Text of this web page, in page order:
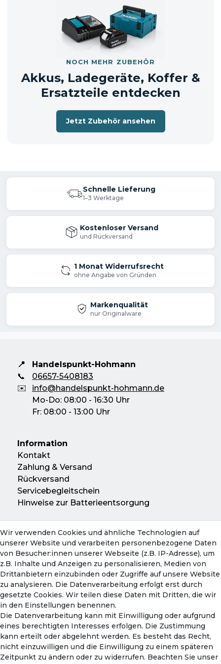
einem neutralen Versandkarton.
NOCH MEHR ZUBEHÖR
Akkus, Ladegeräte, Koffer &
Ersatzteile entdecken
Jetzt Zubehör ansehen
Schnelle Lieferung
1–3 Werktage
Kostenloser Versand
und Rückversand
1 Monat Widerrufsrecht
ohne Angabe von Gründen
Markenqualität
nur Originalware
📍
Handelspunkt-Hohmann
📞
06657-5408183
✉️
info@handelspunkt-hohmann.de
Mo-Do: 08:00 - 16:30 Uhr
Fr: 08:00 - 13:00 Uhr
Information
Kontakt
Zahlung & Versand
Rückversand
Servicebegleitschein
Hinweise zur Batterieentsorgung
Konto
Mein Konto
Warenkorb
Zahlungsmethoden
Wir verwenden Cookies und ähnliche Technologien auf
unserer Website und verarbeiten personenbezogene Daten
von Besucher:innen unserer Webseite (z.B. IP-Adresse), um
z.B. Inhalte und Anzeigen zu personalisieren, Medien von
Drittanbietern einzubinden oder Zugriffe auf unsere Website
zu analysieren. Die Datenverarbeitung erfolgt erst durch
gesetzte Cookies. Wir teilen diese Daten mit Dritten, die wir
in den Einstellungen benennen.
Die Datenverarbeitung kann mit Einwilligung oder aufgrund
eines berechtigten Interesses erfolgen. Die Zustimmung
kann erteilt oder abgelehnt werden. Es besteht das Recht,
nicht einzuwilligen und die Einwilligung zu einem späteren
Zeitpunkt zu ändern oder zu widerrufen. Beachten Sie unser